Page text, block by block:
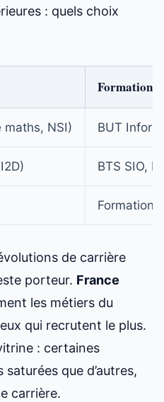
: quels choix
Formations
maths, NSI) BUT
BTS SIO,
de carrière
porteur. France
les métiers du
qui recrutent le plus.
: certaines
que d’autres,
carrière.